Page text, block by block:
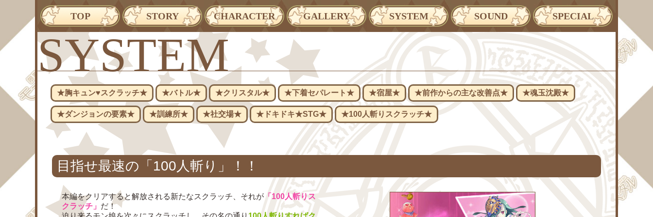
TOP STORY CHARACTER GALLERY SYSTEM SOUND SPECIAL
SYSTEM
★胸キュン♥スクラッチ★ ★バトル★ ★クリスタル★ ★下着セパレート★ ★宿屋★ ★前作からの主な改善点★ ★魂玉沈殿★
★ダンジョンの要素★ ★訓練所★ ★社交場★ ★ドキドキ★STG★ ★100人斬りスクラッチ★
目指せ最速の「100人斬り」！！
本編をクリアすると解放される新たなスクラッチ、それが 「100人斬りス
クラッチ」 だ！